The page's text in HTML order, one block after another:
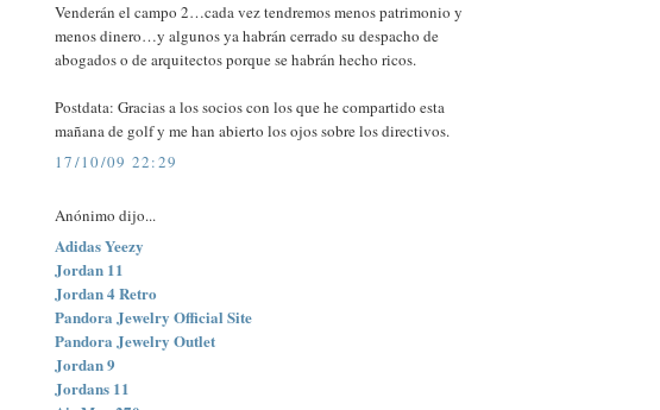
Venderán el campo 2…cada vez tendremos menos patrimonio y
menos dinero…y algunos ya habrán cerrado su despacho de
abogados o de arquitectos porque se habrán hecho ricos.
Postdata: Gracias a los socios con los que he compartido esta
mañana de golf y me han abierto los ojos sobre los directivos.
17/10/09 22:29
Anónimo dijo...
Adidas Yeezy
Jordan 11
Jordan 4 Retro
Pandora Jewelry Official Site
Pandora Jewelry Outlet
Jordan 9
Jordans 11